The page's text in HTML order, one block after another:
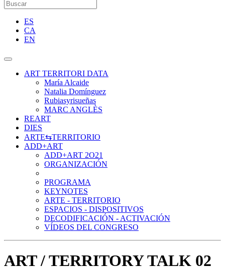
ES
CA
EN
ART TERRITORI DATA
María Alcaide
Natalia Domínguez
Rubiasyrisueñas
MARC ANGLÈS
REART
DIES
ARTE⇆TERRITORIO
ADD+ART
ADD+ART 2O21
ORGANIZACIÓN
PROGRAMA
KEYNOTES
ARTE - TERRITORIO
ESPACIOS - DISPOSITIVOS
DECODIFICACIÓN - ACTIVACIÓN
VÍDEOS DEL CONGRESO
ART / TERRITORY TALK 02